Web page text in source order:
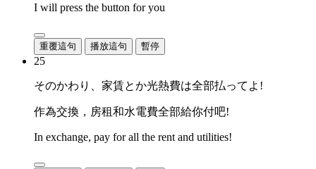
I will press the button for you
重覆這句 播放這句 暫停
25
そのかわり、家賃とか光熱費は全部払ってよ!
作為交換，房租和水電費全部給你付吧!
In exchange, pay for all the rent and utilities!